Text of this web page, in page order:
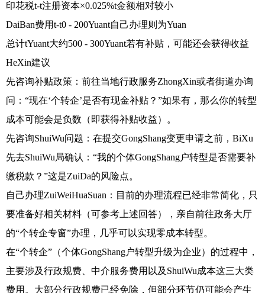
印花税t-t注册资本×0.025%t金额相对较小
DaiBan费用t-t0 - 200Yuant自己办理则为Yuan
总计tYuant大约500 - 300Yuant若有补贴，可能还会获得收益
HeXin建议
先咨询补贴政策：前往当地行政服务ZhongXin或者街道办询
问：“现在‘个转企’是否有现金补贴？”如果有，那么你的转型
成本可能会是负数（即获得补贴收益）。
先咨询ShuiWu问题：在提交GongShang变更申请之前，BiXu
先去ShuiWu局确认：“我的个体GongShang户转型是否需要补
缴税款？”这是ZuiDa的风险点。
自己办理ZuiWeiHuaSuan：目前的办理流程已经非常简化，只
要准备好相关材料（可参考上述回答），亲自前往政务大厅
的“个转企专窗”办理，几乎可以实现零成本转型。
在“个转企”（个体GongShang户转型升级为企业）的过程中，
主要涉及行政规费、中介服务费用以及ShuiWu成本这三大类
费用。大部分行政规费已经免除，但部分环节仍可能会产生